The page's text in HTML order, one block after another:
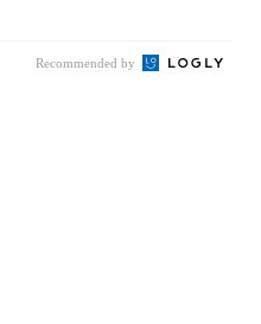
Recommended by